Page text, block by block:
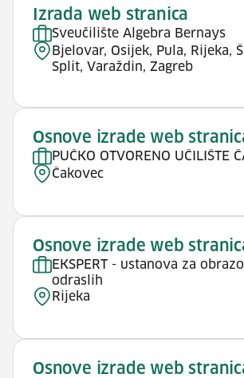
Izrada web stranica
Sveučilište Algebra Bernays
Bjelovar, Osijek, Pula, Rijeka,
Split, Varaždin, Zagreb
Osnove izrade web
PUČKO OTVORENO UČILIŠTE
Čakovec
Osnove izrade web
EKSPERT - ustanova za
odraslih
Rijeka
Osnove izrade web